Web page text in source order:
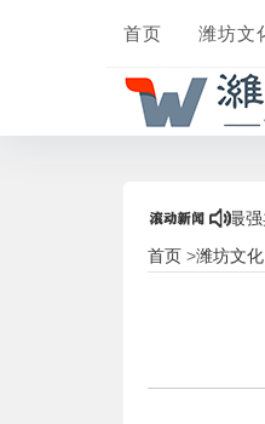
首页 潍坊文
打造“后疫情”区域旅游最强卖点
首页 >潍坊文化